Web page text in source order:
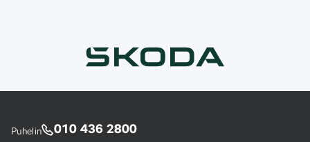
Puhelin 010 436 2800